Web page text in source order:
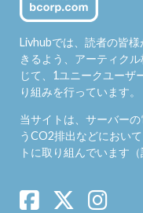
Livhubでは、読者の皆
きるよう、アーティク
じて、1ユニークユーザ
り組みを行っています。
当サイトは、サーバー
うCO2排出などにおい
トに取り組んでいます（